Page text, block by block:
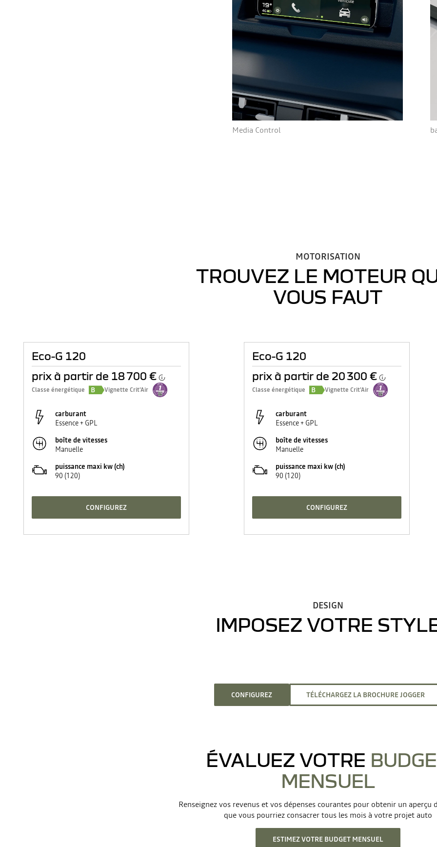
Media Control
MOTORISATION
TROUVEZ LE MOTEUR
VOUS FAUT
Eco-G 120
prix à partir de 18 700 €
Classe énergétique B Vignette Crit'Air
carburant
Essence + GPL
boîte de vitesses
Manuelle
puissance maxi kw (ch)
90 (120)
CONFIGUREZ
Eco-G 120
prix à partir de 20 300 €
Classe énergétique B Vignette Crit'Air
carburant
Essence + GPL
boîte de vitesses
Manuelle
puissance maxi kw (ch)
90 (120)
CONFIGUREZ
DESIGN
IMPOSEZ VOTRE
CONFIGUREZ TÉLÉCHARGEZ LA BROCHURE JOGGER
ÉVALUEZ VOTRE
MENSUEL
Renseignez vos revenus et vos dépenses courantes pour obtenir un aperçu
que vous pourriez consacrer tous les mois à votre projet auto
ESTIMEZ VOTRE BUDGET MENSUEL